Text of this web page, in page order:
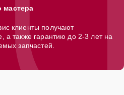
мастера
клиенты получают
а также гарантию до 2-3 лет на
запчастей.